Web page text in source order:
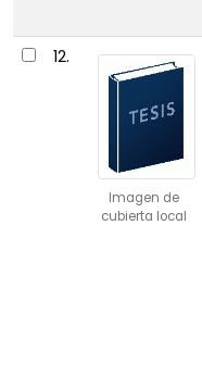
12.
Imagen de
cubierta local